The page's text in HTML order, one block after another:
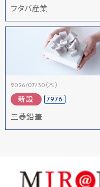
フタバ産業
2026/07/30（木）
新設 7976
三菱鉛筆